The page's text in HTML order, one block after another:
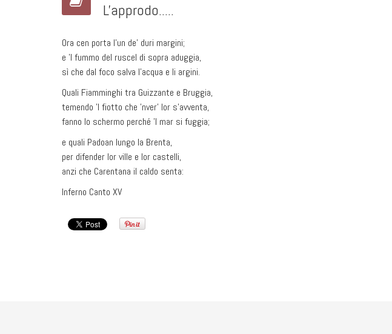
L'approdo.....
Ora cen porta l’un de’ duri margini;
e ’l fummo del ruscel di sopra aduggia,
sì che dal foco salva l’acqua e li argini.
Quali Fiamminghi tra Guizzante e Bruggia,
temendo ’l fiotto che ’nver’ lor s’avventa,
fanno lo schermo perché ’l mar si fuggia;
e quali Padoan lungo la Brenta,
per difender lor ville e lor castelli,
anzi che Carentana il caldo senta:
Inferno Canto XV